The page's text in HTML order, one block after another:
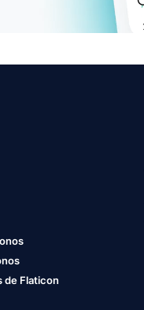
de Flaticon